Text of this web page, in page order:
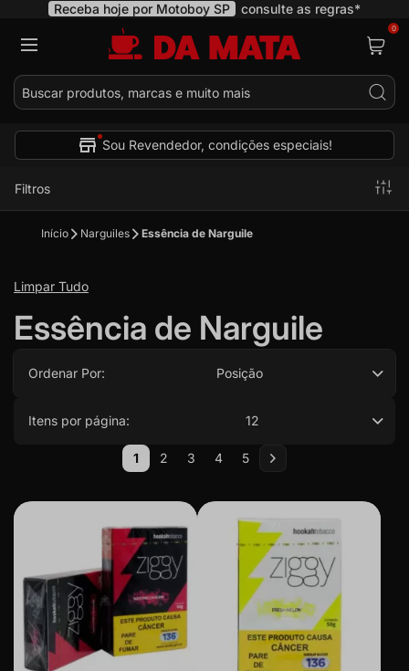
Receba hoje por Motoboy SP consulte as regras*
0
Sou Revendedor, condições especiais!
Essência de Narguile
Ordenar Por: Posição
Itens por página: 12
Página
Você esta lendo a pagina
1 Página
2 Página
3 Página
4 Página
5 Página
Próximo
Início Narguiles Essência de Narguile
Limpar Tudo
Filtros